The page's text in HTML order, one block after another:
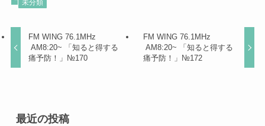
未分類
FM WING 76.1MHz
AM8:20~ 「知ると得する
痛予防！」№170
FM WING 76.1MHz
AM8:20~ 「知ると得する
痛予防！」№172
最近の投稿